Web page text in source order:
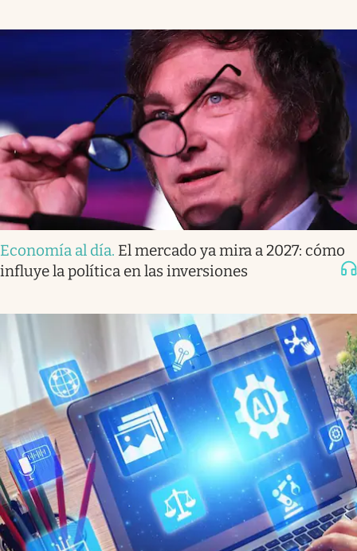
Economía al día. El mercado ya mira a 2027: cómo
influye la política en las inversiones